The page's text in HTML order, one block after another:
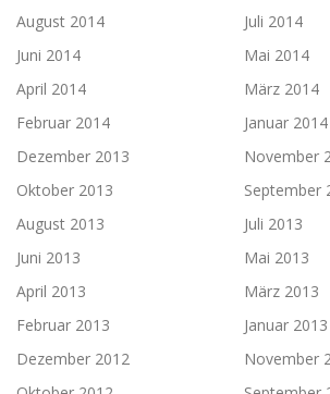
August 2014
Juli 2014
Juni 2014
Mai 2014
April 2014
März 2014
Februar 2014
Januar 2014
Dezember 2013
November
Oktober 2013
September
August 2013
Juli 2013
Juni 2013
Mai 2013
April 2013
März 2013
Februar 2013
Januar 2013
Dezember 2012
November